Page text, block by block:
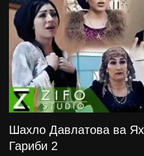
Шахло Давлатова ва
Гариби 2